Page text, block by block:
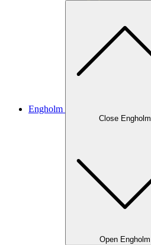
Engholm
Close Engholm
Open Engholm